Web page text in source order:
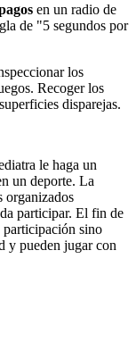
en un radio de
de "5 segundos por
los
Recoger los
disparejas.
le haga un
un deporte. La
organizados
participar. El fin de
participación sino
y pueden jugar con